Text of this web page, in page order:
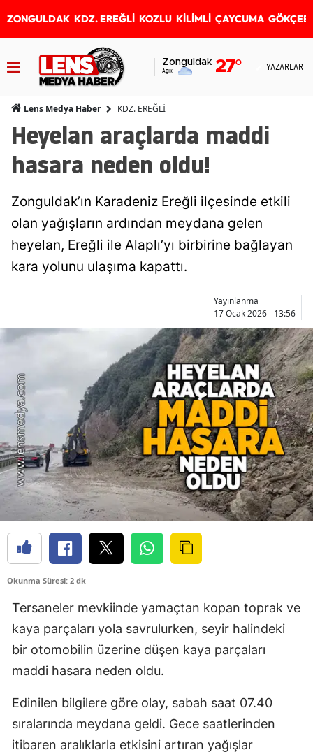
ZONGULDAK KDZ. EREĞLİ KOZLU KİLİMLİ ÇAYCUMA
Zonguldak
Açık 27° YAZARLAR
Lens Medya Haber KDZ. EREĞLİ
Heyelan araçlarda maddi
hasara neden oldu!
Zonguldak’ın Karadeniz Ereğli ilçesinde etkili
olan yağışların ardından meydana gelen
heyelan, Ereğli ile Alaplı’yı birbirine bağlayan
kara yolunu ulaşıma kapattı.
Yayınlanma
17 Ocak 2026 - 13:56
Okunma Süresi: 2 dk
Tersaneler mevkiinde yamaçtan kopan toprak ve
kaya parçaları yola savrulurken, seyir halindeki
bir otomobilin üzerine düşen kaya parçaları
maddi hasara neden oldu.
Edinilen bilgilere göre olay, sabah saat 07.40
sıralarında meydana geldi. Gece saatlerinden
itibaren aralıklarla etkisini artıran yağışlar